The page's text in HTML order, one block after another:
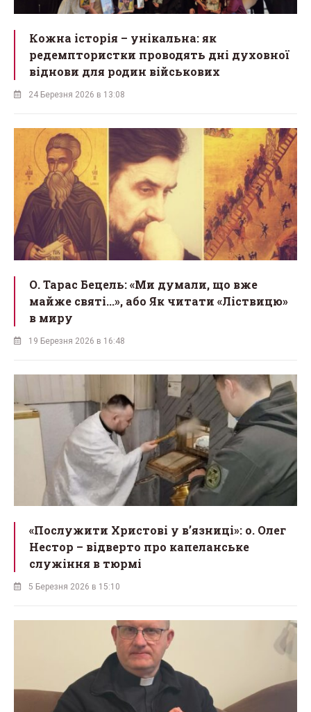
Кожна історія – унікальна: як
редемптористки проводять дні духовної
віднови для родин військових
24 Березня 2026 в 13:08
О. Тарас Бецель: «Ми думали, що вже
майже святі...», або Як читати «Ліствицю»
в миру
19 Березня 2026 в 16:48
«Послужити Христові у вʼязниці»: о. Олег
Нестор – відверто про капеланське
служіння в тюрмі
5 Березня 2026 в 15:10